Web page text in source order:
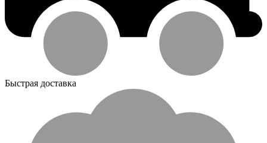
Быстрая доставка